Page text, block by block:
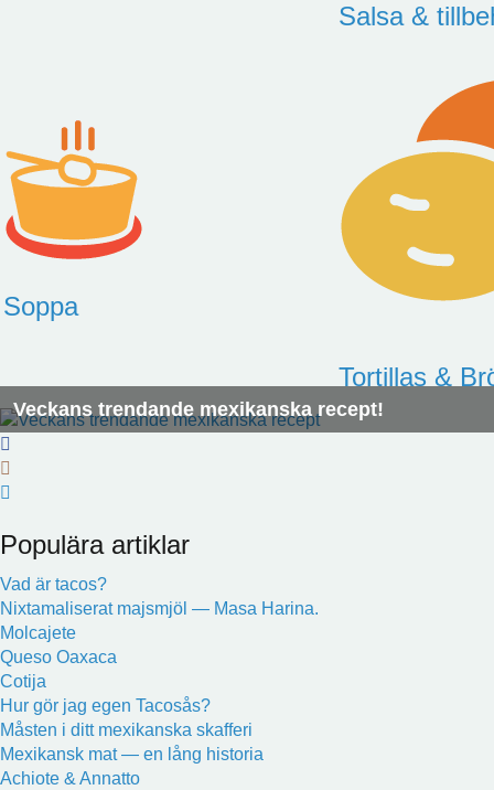
Salsa &
Soppa
Tortillas &
Veckans trendande mexikanska recept!
Populära artiklar
Vad är tacos?
Nixtamaliserat majsmjöl — Masa Harina.
Molcajete
Queso Oaxaca
Cotija
Hur gör jag egen Tacosås?
Måsten i ditt mexikanska skafferi
Mexikansk mat — en lång historia
Achiote & Annatto